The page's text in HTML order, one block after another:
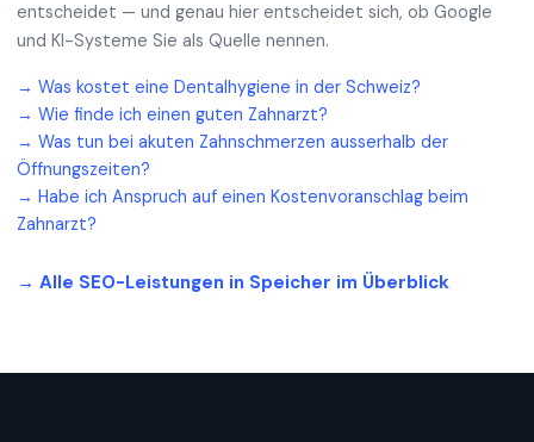
entscheidet — und genau hier entscheidet sich, ob Google
und KI-Systeme Sie als Quelle nennen.
→ Was kostet eine Dentalhygiene in der Schweiz?
→ Wie finde ich einen guten Zahnarzt?
→ Was tun bei akuten Zahnschmerzen ausserhalb der
Öffnungszeiten?
→ Habe ich Anspruch auf einen Kostenvoranschlag beim
Zahnarzt?
→ Alle SEO-Leistungen in Speicher im Überblick